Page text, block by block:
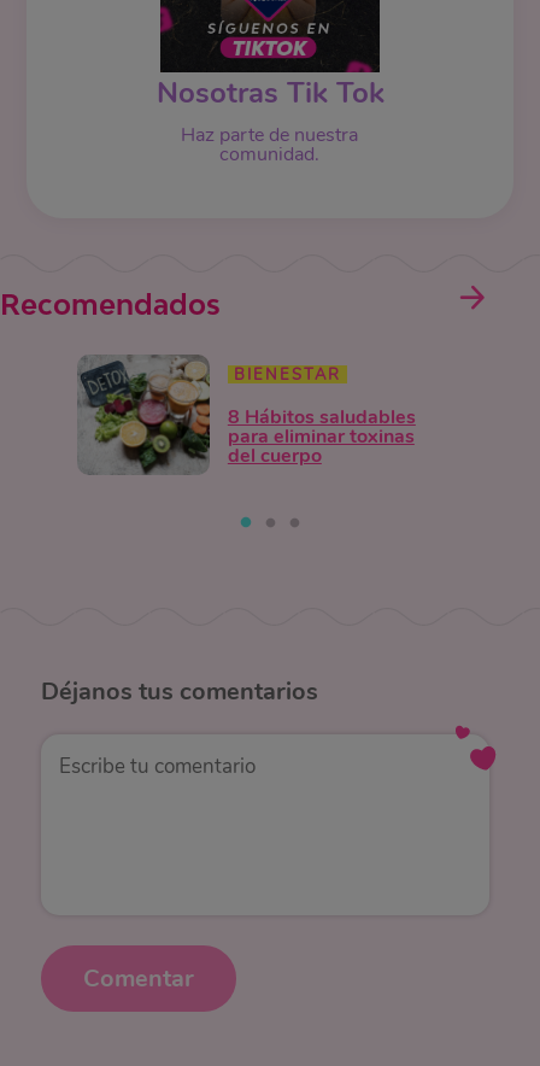
Nosotras Tik Tok
Haz parte de nuestra
comunidad.
Recomendados
BIENESTAR
8 Hábitos saludables
para eliminar toxinas
del cuerpo
Déjanos tus comentarios
Comentar